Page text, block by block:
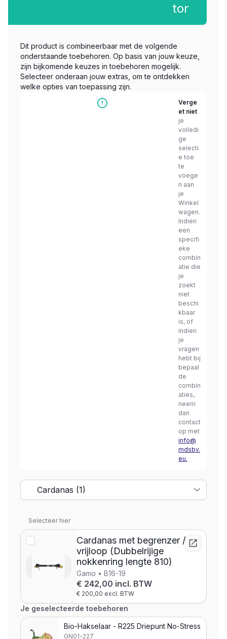
tor
Dit product is combineerbaar met de volgende
onderstaande toebehoren. Op basis van jouw keuze,
zijn bijkomende keuzes in toebehoren mogelijk.
Selecteer onderaan jouw extras, om te ontdekken
welke opties van toepassing zijn.
Verge
et niet
je
volledi
ge
selecti
e toe
te
voege
n aan
je
Winkel
wagen.
Indien
een
specifi
eke
combin
atie die
je
zoekt
niet
beschi
kbaar
is, of
indien
je
vragen
hebt bij
bepaal
de
combin
aties,
neem
dan
contact
op met
info@
mdsbv.
eu.
Selecteer hier
Cardanas met begrenzer /
vrijloop (Dubbelrijige
nokkenring lengte 810)
Gamo • B16-19
€ 242,00 incl. BTW
€ 200,00 excl. BTW
Je geselecteerde toebehoren
Bio-Hakselaar - R225 Driepunt No-Stress
GN01-227